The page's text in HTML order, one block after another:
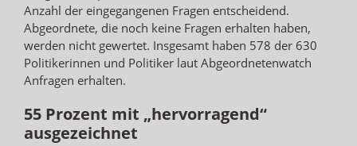
Anzahl der eingegangenen Fragen entscheidend.
Abgeordnete, die noch keine Fragen erhalten haben,
werden nicht gewertet. Insgesamt haben 578 der 630
Politikerinnen und Politiker laut Abgeordnetenwatch
Anfragen erhalten.
55 Prozent mit „hervorragend“
ausgezeichnet